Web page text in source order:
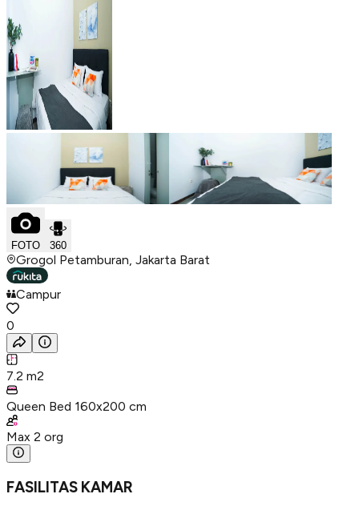
FOTO 360
Grogol Petamburan, Jakarta Barat
Campur
0
7.2 m2
Queen Bed 160x200 cm
Max 2 org
FASILITAS KAMAR